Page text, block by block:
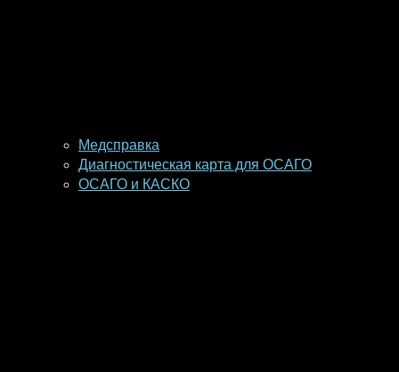
Медсправка
Диагностическая карта для ОСАГО
ОСАГО и КАСКО